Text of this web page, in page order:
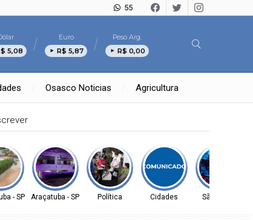
55
5,08
Euro
R$ 5,87
Peso Arg.
R$ 0,00
Osasco Noticias Agricultura
- SP Araçatuba - SP Política Cidades São Paulo